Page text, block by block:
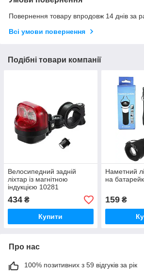
Повернення товару впродовж 14 днів за
Всі умови повернення
Подібні товари компанії
Велосипедний задній
ліхтар із магнітною
індукцією 10281
434 ₴
Купити
Наметний
на
159₴
Про нас
100% позитивних з 59 відгуків за рік